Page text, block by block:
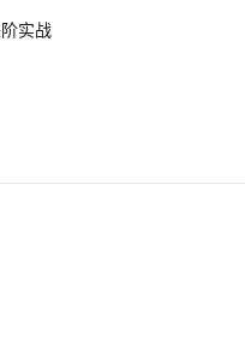
实战